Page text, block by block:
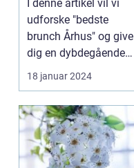
bedste fra
morgenmad og
frokost i én måltid
I denne artikel vil vi
udforske "bedste
brunch Århus" og give
dig en dybdegående
præsentation af den...
18 januar 2024